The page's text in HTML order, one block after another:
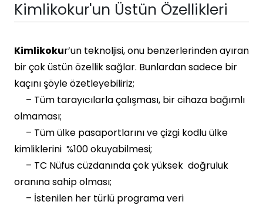
Kimlikokur'un Üstün Özellikleri
Kimlikokur’un teknoljisi, onu benzerlerinden ayıran
bir çok üstün özellik sağlar. Bunlardan sadece bir
kaçını şöyle özetleyebiliriz;
– Tüm tarayıcılarla çalışması, bir cihaza bağımlı
olmaması;
– Tüm ülke pasaportlarını ve çizgi kodlu ülke
kimliklerini %100 okuyabilmesi;
– TC Nüfus cüzdanında çok yüksek doğruluk
oranına sahip olması;
– İstenilen her türlü programa veri